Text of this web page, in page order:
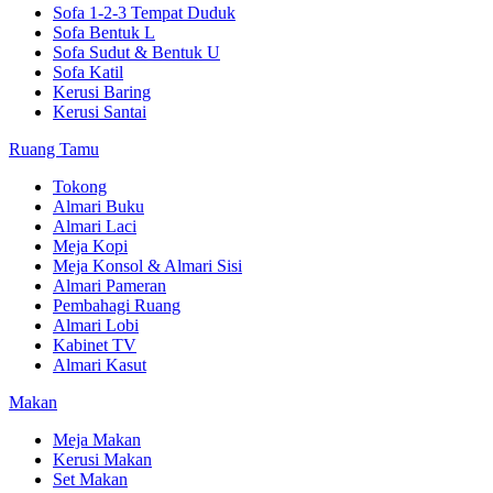
Sofa 1-2-3 Tempat Duduk
Sofa Bentuk L
Sofa Sudut & Bentuk U
Sofa Katil
Kerusi Baring
Kerusi Santai
Ruang Tamu
Tokong
Almari Buku
Almari Laci
Meja Kopi
Meja Konsol & Almari Sisi
Almari Pameran
Pembahagi Ruang
Almari Lobi
Kabinet TV
Almari Kasut
Makan
Meja Makan
Kerusi Makan
Set Makan